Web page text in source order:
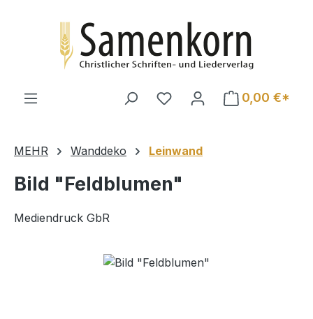
0,00 €*
MEHR Wanddeko Leinwand
Bild "Feldblumen"
Mediendruck GbR
Bildergalerie überspringen